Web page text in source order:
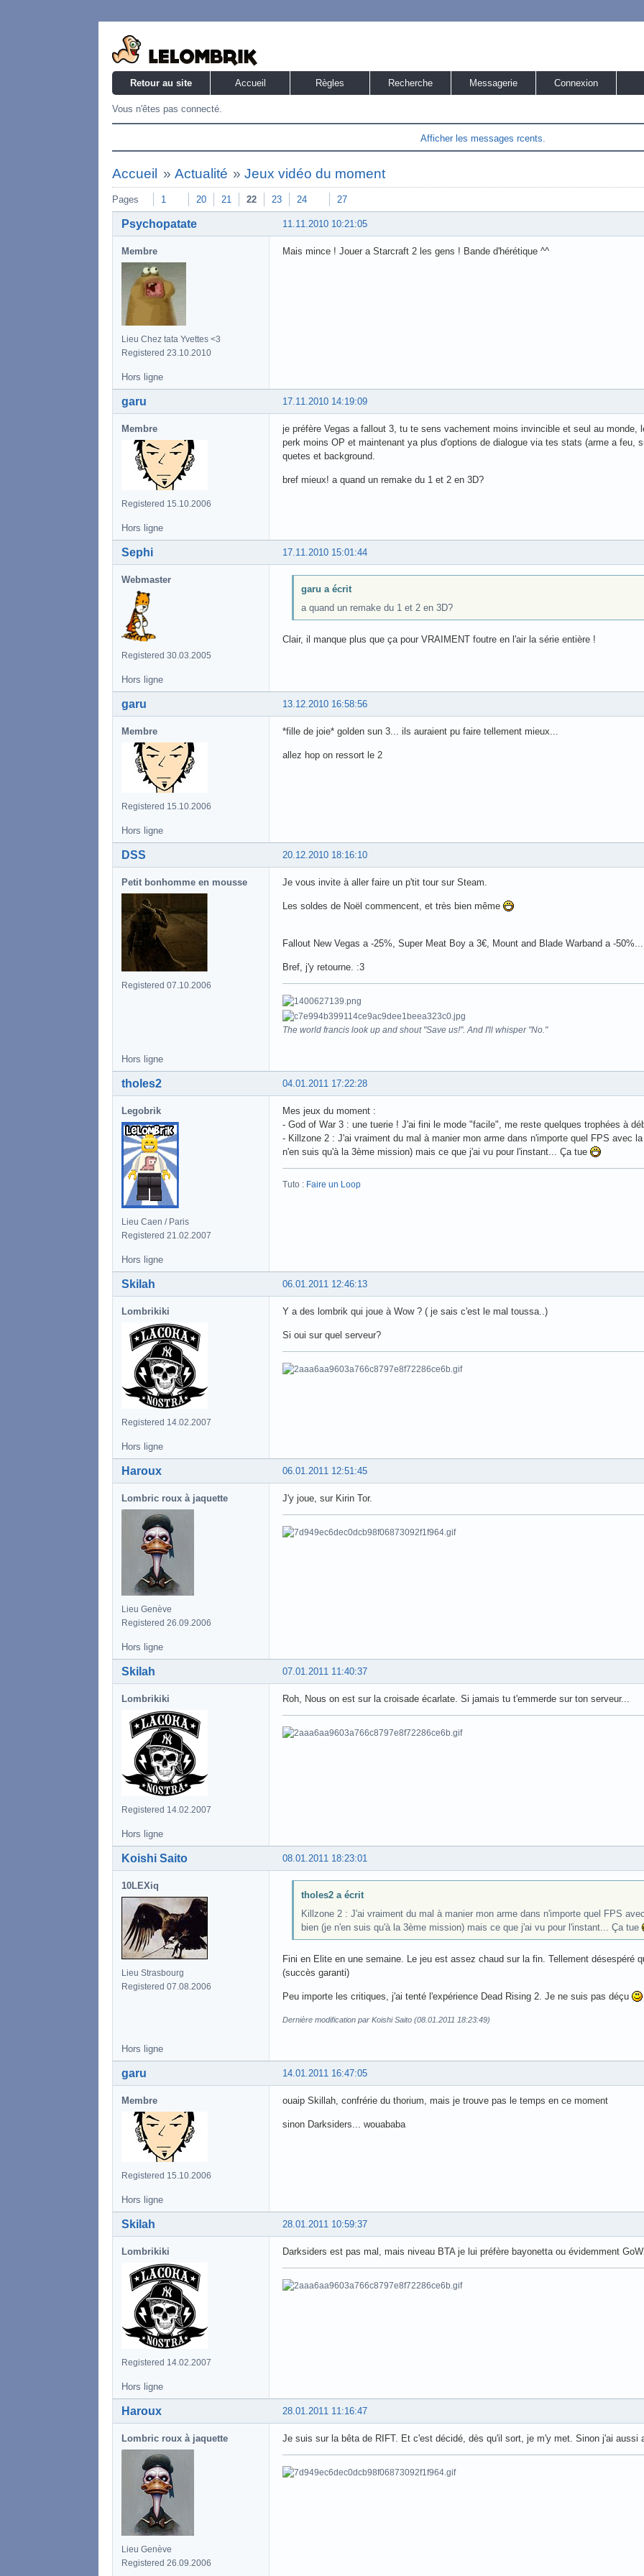
Retour au site Accueil Règles Recherche Messagerie Connexion
Vous n'êtes pas connecté.
Afficher les messages rcents.
Accueil » Actualité »Jeux vidéo du moment
Pages 1 20 21 22 23 24 27
11.11.2010 10:21:05
Psychopatate
Membre
Lieu Chez tata Yvettes <3
Registered 23.10.2010
Mais mince ! Jouer a Starcraft 2 les gens ! Bande d'hérétique ^^
Hors ligne
17.11.2010 14:19:09
garu
Membre
Registered 15.10.2006
je préfère Vegas a fallout 3, tu te sens vachement moins invincible et seul au
perk moins OP et maintenant ya plus d'options de dialogue via tes stats (arme a feu,
quetes et background.
bref mieux! a quand un remake du 1 et 2 en 3D?
Hors ligne
17.11.2010 15:01:44
Sephi
Webmaster
Registered 30.03.2005
garu a écrit
a quand un remake du 1 et 2 en 3D?
Clair, il manque plus que ça pour VRAIMENT foutre en l'air la série entière !
Hors ligne
13.12.2010 16:58:56
garu
Membre
Registered 15.10.2006
*fille de joie* golden sun 3... ils auraient pu faire tellement mieux...
allez hop on ressort le 2
Hors ligne
20.12.2010 18:16:10
DSS
Petit bonhomme en mousse
Registered 07.10.2006
Je vous invite à aller faire un p'tit tour sur Steam.
Les soldes de Noël commencent, et très bien même
Fallout New Vegas a -25%, Super Meat Boy a 3€, Mount and Blade Warband a -50%...
Bref, j'y retourne. :3
The world francis look up and shout "Save us!". And I'll whisper "No."
Hors ligne
04.01.2011 17:22:28
tholes2
Legobrik
Lieu Caen / Paris
Registered 21.02.2007
Mes jeux du moment :
- God of War 3 : une tuerie ! J'ai fini le mode "facile", me reste quelques trophées à
- Killzone 2 : J'ai vraiment du mal à manier mon arme dans n'importe quel FPS avec
n'en suis qu'à la 3ème mission) mais ce que j'ai vu pour l'instant... Ça tue
Tuto : Faire un Loop
Hors ligne
06.01.2011 12:46:13
Skilah
Lombrikiki
Registered 14.02.2007
Y a des lombrik qui joue à Wow ? ( je sais c'est le mal toussa..)
Si oui sur quel serveur?
Hors ligne
06.01.2011 12:51:45
Haroux
Lombric roux à jaquette
Lieu Genève
Registered 26.09.2006
J'y joue, sur Kirin Tor.
Hors ligne
07.01.2011 11:40:37
Skilah
Lombrikiki
Registered 14.02.2007
Roh, Nous on est sur la croisade écarlate. Si jamais tu t'emmerde sur ton serveur...
Hors ligne
08.01.2011 18:23:01
Koishi Saito
10LEXiq
Lieu Strasbourg
Registered 07.08.2006
tholes2 a écrit
Killzone 2 : J'ai vraiment du mal à manier mon arme dans n'importe quel FPS
bien (je n'en suis qu'à la 3ème mission) mais ce que j'ai vu pour l'instant... Ça tue
Fini en Elite en une semaine. Le jeu est assez chaud sur la fin. Tellement désespéré
(succès garanti)
Peu importe les critiques, j'ai tenté l'expérience Dead Rising 2. Je ne suis pas déçu
Dernière modification par Koishi Saito (08.01.2011 18:23:49)
Hors ligne
14.01.2011 16:47:05
garu
Membre
Registered 15.10.2006
ouaip Skillah, confrérie du thorium, mais je trouve pas le temps en ce moment
sinon Darksiders... wouababa
Hors ligne
28.01.2011 10:59:37
Skilah
Lombrikiki
Registered 14.02.2007
Darksiders est pas mal, mais niveau BTA je lui préfère bayonetta ou évidemment
Hors ligne
28.01.2011 11:16:47
Haroux
Lombric roux à jaquette
Lieu Genève
Registered 26.09.2006
Je suis sur la bêta de RIFT. Et c'est décidé, dès qu'il sort, je m'y met. Sinon j'ai